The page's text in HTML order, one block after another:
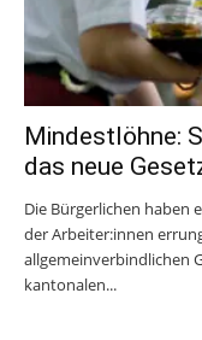
Mindestlöhne:
das neue
Die Bürgerlichen haben
der Arbeiter:innen
allgemeinverbindlichen
kantonalen...